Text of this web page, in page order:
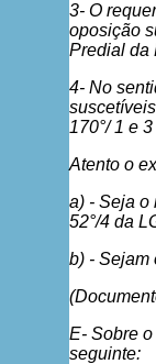
3- O
oposição
Predial da
4- No
170°/ 1 e
Atento o
a) - Seja o
52°/4 da
b) - Sejam
E- Sobre
seguinte: